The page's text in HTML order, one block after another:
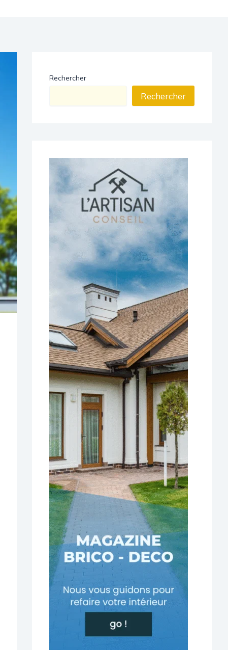
Rechercher
Rechercher